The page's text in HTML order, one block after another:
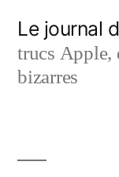
contenu
Le journal
trucs Apple,
bizarres